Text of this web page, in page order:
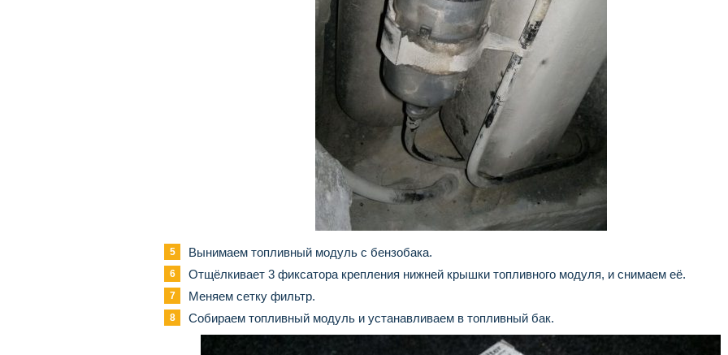
Вынимаем топливный модуль с бензобака.
Отщёлкивает 3 фиксатора крепления нижней крышки топливного модуля, и снимаем её.
Меняем сетку фильтр.
Собираем топливный модуль и устанавливаем в топливный бак.